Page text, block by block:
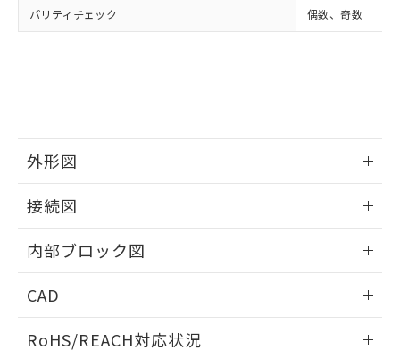
パリティチェック 偶数、奇数
外形図
接続図
内部ブロック図
CAD
ドすることができます。
RoHS/REACH対応状況